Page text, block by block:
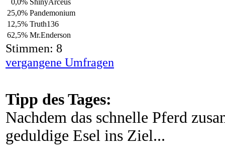
0,0% ShinyArceus
25,0% Pandemonium
12,5% Truth136
62,5% Mr.Enderson
Stimmen: 8
vergangene Umfragen
Tipp des Tages:
Nachdem das schnelle Pferd
geduldige Esel ins Ziel...